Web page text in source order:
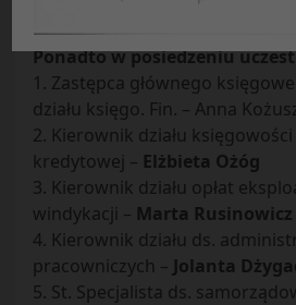
Ponadto w posiedzeniu
1. Zastępca głównego
działu księgo. Fin. – Anna
2. Kierownik działu księgowości
kredytowej – Elżbieta Ożóg
3. Kierownik działu opłat
windykacji – Marta Rusinowicz
4. Kierownik działu ds.
pracowniczych – Jolanta
5. St. Specjalista ds.